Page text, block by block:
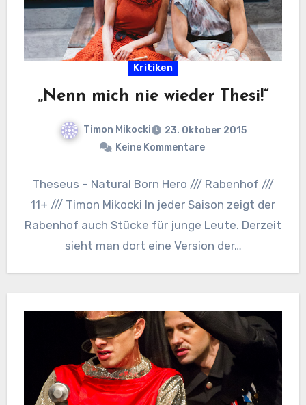
Kritiken
„Nenn mich nie wieder Thesi!“
Timon Mikocki
23. Oktober 2015
Keine Kommentare
Theseus – Natural Born Hero /// Rabenhof ///
11+ /// Timon Mikocki In jeder Saison zeigt der
Rabenhof auch Stücke für junge Leute. Derzeit
sieht man dort eine Version der…